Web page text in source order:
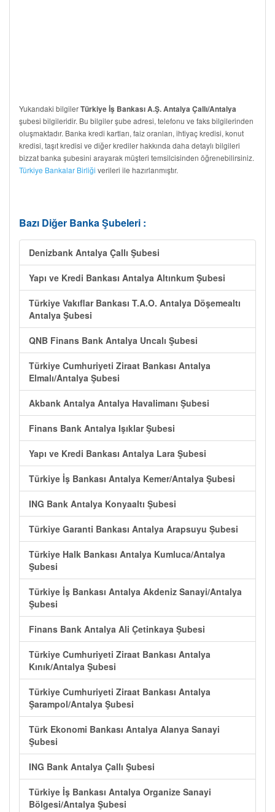
Yukarıdaki bilgilerTürkiye İş Bankası A.Ş. Antalya Çallı/Antalya
şubesi bilgileridir. Bu bilgiler şube adresi, telefonu ve faks bilgilerinden
oluşmaktadır. Banka kredi kartları, faiz oranları, ihtiyaç kredisi, konut
kredisi, taşıt kredisi ve diğer krediler hakkında daha detaylı bilgileri
bizzat banka şubesini arayarak müşteri temsilcisinden öğrenebilirsiniz.
Türkiye Bankalar Birliği verileri ile hazırlanmıştır.
Bazı Diğer Banka Şubeleri :
Denizbank Antalya Çallı Şubesi
Yapı ve Kredi Bankası Antalya Altınkum Şubesi
Türkiye Vakıflar Bankası T.A.O. Antalya Döşemealtı
Antalya Şubesi
QNB Finans Bank Antalya Uncalı Şubesi
Türkiye Cumhuriyeti Ziraat Bankası Antalya
Elmalı/Antalya Şubesi
Akbank Antalya Antalya Havalimanı Şubesi
Finans Bank Antalya Işıklar Şubesi
Yapı ve Kredi Bankası Antalya Lara Şubesi
Türkiye İş Bankası Antalya Kemer/Antalya Şubesi
ING Bank Antalya Konyaaltı Şubesi
Türkiye Garanti Bankası Antalya Arapsuyu Şubesi
Türkiye Halk Bankası Antalya Kumluca/Antalya
Şubesi
Türkiye İş Bankası Antalya Akdeniz Sanayi/Antalya
Şubesi
Finans Bank Antalya Ali Çetinkaya Şubesi
Türkiye Cumhuriyeti Ziraat Bankası Antalya
Kınık/Antalya Şubesi
Türkiye Cumhuriyeti Ziraat Bankası Antalya
Şarampol/Antalya Şubesi
Türk Ekonomi Bankası Antalya Alanya Sanayi
Şubesi
ING Bank Antalya Çallı Şubesi
Türkiye İş Bankası Antalya Organize Sanayi
Bölgesi/Antalya Şubesi